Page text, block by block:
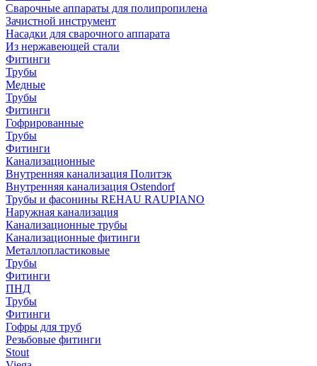
Сварочные аппараты для полипропилена
Зачистной инструмент
Насадки для сварочного аппарата
Из нержавеющей стали
Фитинги
Трубы
Медные
Трубы
Фитинги
Гофрированные
Трубы
Фитинги
Канализационные
Внутренняя канализация Политэк
Внутренняя канализация Ostendorf
Трубы и фасонины REHAU RAUPIANO
Наружная канализация
Канализационные трубы
Канализационные фитинги
Металлопластиковые
Трубы
Фитинги
ПНД
Трубы
Фитинги
Гофры для труб
Резьбовые фитинги
Stout